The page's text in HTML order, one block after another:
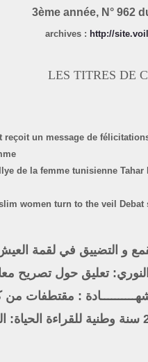
3ème année, N° 962
archives : http://
LES TITRES DE
reçoit un message de
de la femme tunisienne Tahar
women turn to the veil
و التضييق في لقمة العيش
تعليق حول تصريح
: مقتطفات